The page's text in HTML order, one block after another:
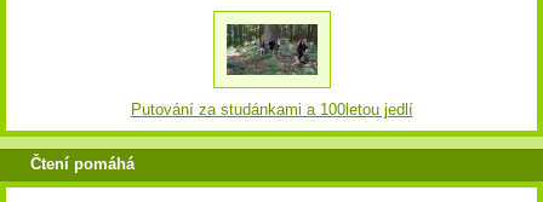
Putování za studánkami a 100letou jedlí
Čtení pomáhá